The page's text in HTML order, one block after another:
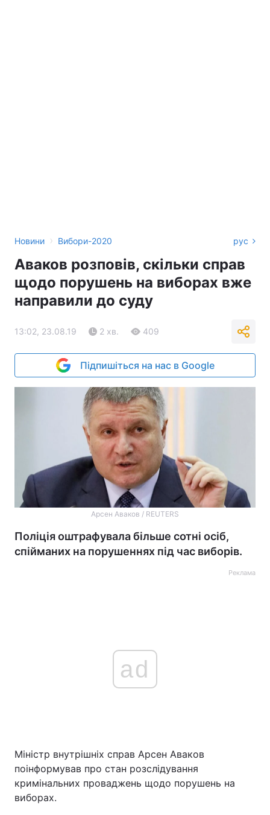
Новини › Вибори-2020 рус
Аваков розповів, скільки справ
щодо порушень на виборах вже
направили до суду
13:02, 23.08.19 2 хв. 409
Підпишіться на нас в Google
Арсен Аваков / REUTERS
Поліція оштрафувала більше сотні осіб,
спійманих на порушеннях під час виборів.
Реклама
ad
Міністр внутрішніх справ Арсен Аваков
поінформував про стан розслідування
кримінальних проваджень щодо порушень на
виборах.